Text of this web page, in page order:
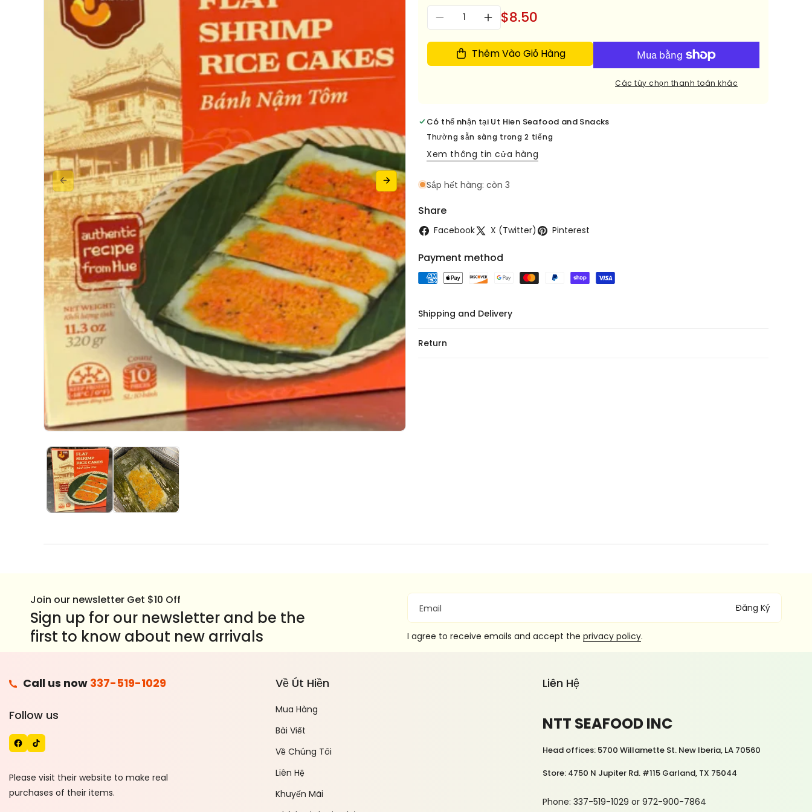
Giảm
lượng
-
Flat
Shrimp
Rice
Bag
Tăng
lượng
cho
-
Flat
Shrimp
Rice
Bag
$8.50
Thêm Vào Giỏ Hàng
Các tùy chọn thanh toán khác
Có thể nhận tại Ut Hien Seafood and Snacks
Thường sẵn sàng trong 2 tiếng
Xem thông tin cửa hàng
Sắp hết hàng: còn 3
Share
Facebook X (Twitter) Pinterest
Payment method
Shipping and Delivery
Return
Join our newsletter Get $10 Off
Sign up for our newsletter and be the
first to know about new arrivals
Email Đăng Ký
I agree to receive emails and accept the privacy policy.
Call us now 337-519-1029
Follow us
C
E
B
I
K
T
Please visit their website to make real
purchases of their items.
Về Út Hiền
Mua Hàng
Bài Viết
Về Chúng Tôi
Liên Hệ
Khuyến Mãi
Liên Hệ
NTT SEAFOOD INC
Head offices: 5700 Willamette St. New Iberia, LA 70560
Store: 4750 N Jupiter Rd. #115 Garland, TX 75044
Phone: 337-519-1029 or 972-900-7864